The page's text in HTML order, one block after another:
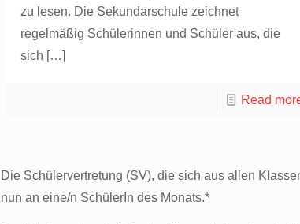
zu lesen. Die Sekundarschule zeichnet
regelmäßig Schülerinnen und Schüler aus, die
sich […]
Read
Die Schülervertretung (SV), die sich aus allen
nun an eine/n SchülerIn des Monats.*